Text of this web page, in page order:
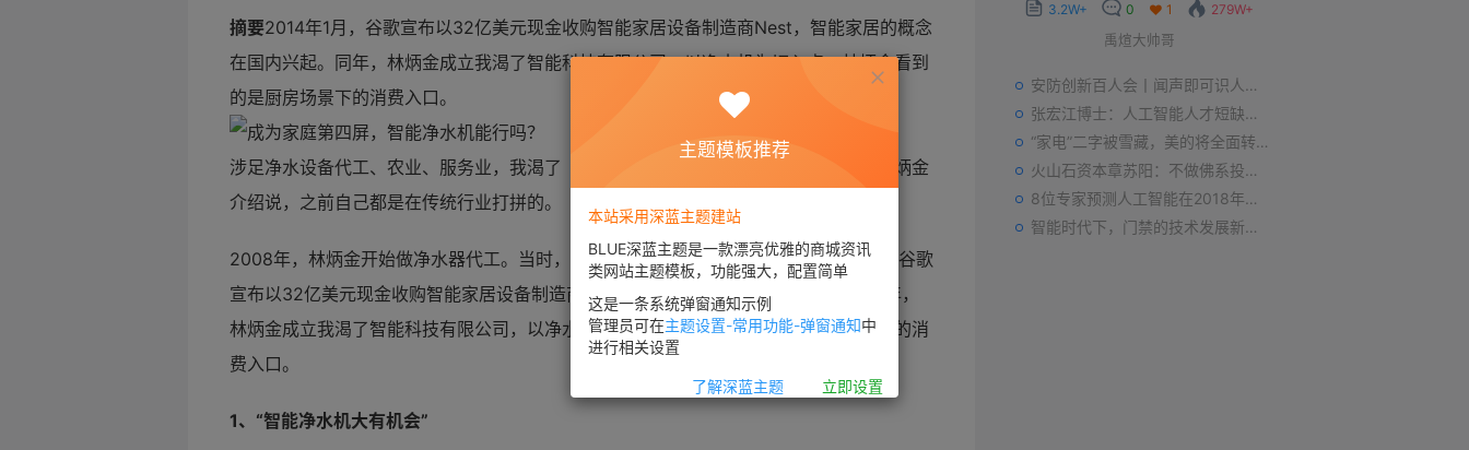
摘要2014年1月，谷歌宣布以32亿美元现金收购智能家居设备制造商Nest，智能家居的概念
在国内兴起。同年，林炳金成立我渴了智能科技有限公司，以净水机为切入点，林炳金看到
的是厨房场景下的消费入口。
涉足净水设备代工、农业、服务业，我渴了（上海我渴了智能科技有限公司）创始人林炳金
介绍说，之前自己都是在传统行业打拼的。
2008年，林炳金开始做净水器代工。当时，硬件联网的概念并没有兴起。2014年1月，谷歌
宣布以32亿美元现金收购智能家居设备制造商Nest，智能家居的概念在国内兴起。同年，
林炳金成立我渴了智能科技有限公司，以净水机为切入点，林炳金看到的是厨房场景下的消
费入口。
1、“智能净水机大有机会”
3.2W+ 0 1
279W+
禹煊大帅哥
安防创新百人会丨闻声即可识人，虚拟诈骗的克星——声纹识别
张宏江博士：人工智能人才短缺是世界性问题
“家电”二字被雪藏，美的将全面转型智能制造？
火山石资本章苏阳：不做佛系投资人，为企业价值战斗到底
8位专家预测人工智能在2018年对我们的影响
智能时代下，门禁的技术发展新趋势
主题模板推荐
本站采用深蓝主题建站
BLUE深蓝主题是一款漂亮优雅的商城资讯
类网站主题模板，功能强大，配置简单
这是一条系统弹窗通知示例
管理员可在主题设置-常用功能-弹窗通知中
进行相关设置
了解深蓝主题 立即设置